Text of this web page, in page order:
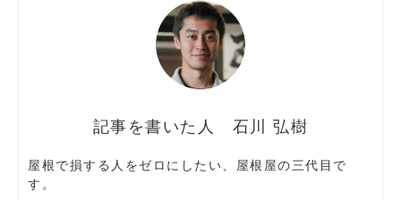
石川 弘樹
屋根で損する人をゼロにしたい、屋根屋の三代目で
す。